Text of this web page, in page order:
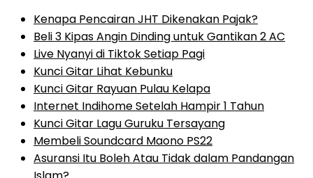
Kenapa Pencairan JHT Dikenakan Pajak?
Beli 3 Kipas Angin Dinding untuk Gantikan 2 AC
Live Nyanyi di Tiktok Setiap Pagi
Kunci Gitar Lihat Kebunku
Kunci Gitar Rayuan Pulau Kelapa
Internet Indihome Setelah Hampir 1 Tahun
Kunci Gitar Lagu Guruku Tersayang
Membeli Soundcard Maono PS22
Asuransi Itu Boleh Atau Tidak dalam Pandangan